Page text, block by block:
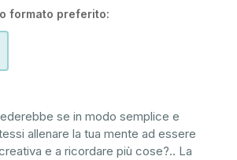
formato preferito:
se in modo semplice e
allenare la tua mente ad essere
e a ricordare più cose?.. La